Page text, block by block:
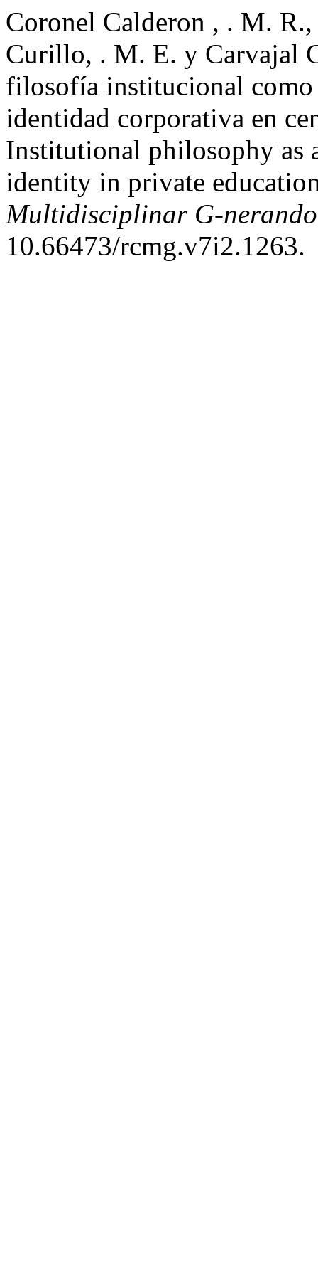
Coronel Calderon , . M.
Curillo, . M. E. y Carvajal
filosofía institucional como
identidad corporativa en
Institutional philosophy as
identity in private
Multidisciplinar G-nerando
10.66473/rcmg.v7i2.1263.